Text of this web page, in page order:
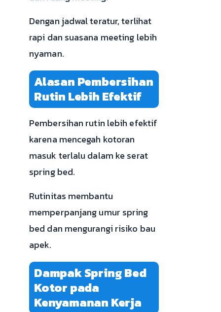
Dengan jadwal teratur, terlihat
rapi dan suasana meeting lebih
nyaman.
Alasan Pembersihan
Rutin Lebih Efektif
Pembersihan rutin lebih efektif
karena mencegah kotoran
masuk terlalu dalam ke serat
spring bed.
Rutinitas membantu
memperpanjang umur spring
bed dan mengurangi risiko bau
apek.
Dampak Spring Bed
Kotor pada
Kenyamanan Kerja